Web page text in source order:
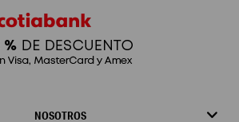
NOSOTROS